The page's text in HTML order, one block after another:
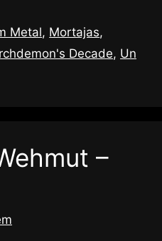
Metal, Mortajas,
Decade, Un
–